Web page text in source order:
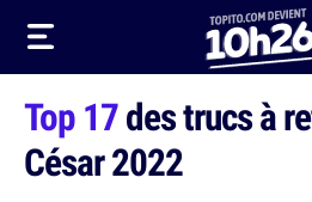
Top 17des trucs à
César 2022